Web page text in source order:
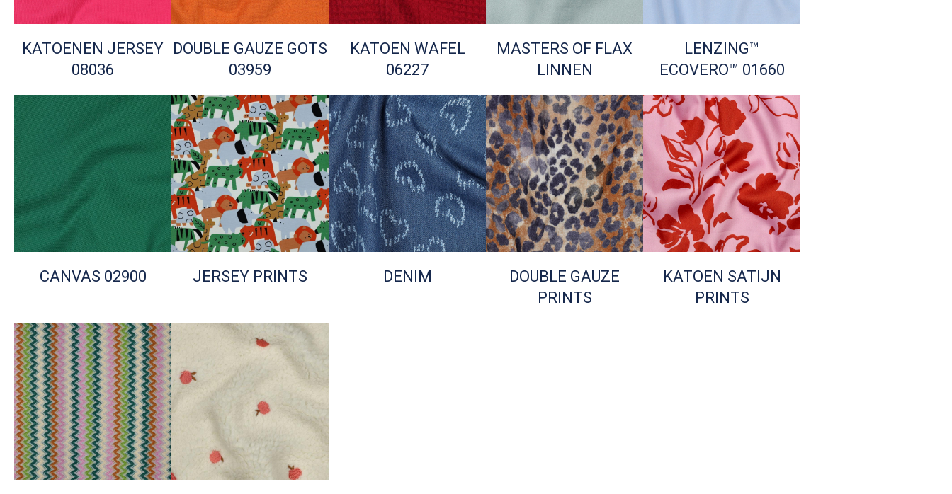
KATOENEN JERSEY
08036
DOUBLE GAUZE GOTS
03959
KATOEN WAFEL
06227
MASTERS OF FLAX
LINNEN
LENZING™
ECOVERO™ 01660
CANVAS 02900 JERSEY PRINTS DENIM
DOUBLE GAUZE
PRINTS
KATOEN SATIJN
PRINTS